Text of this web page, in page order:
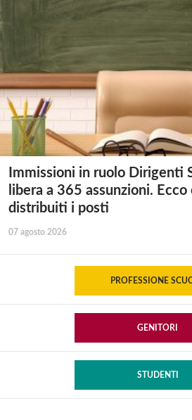
Immissioni in ruolo Dirigenti
libera a 365 assunzioni.
distribuiti i posti
07 agosto 2026
PROFESSIONE
GENITORI
STUDENTI